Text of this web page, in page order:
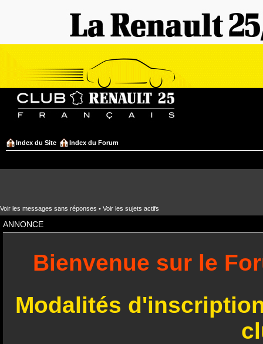
Index du Site Index du Forum
Voir les messages sans réponses • Voir les sujets actifs
ANNONCE
Bienvenue sur le
Modalités